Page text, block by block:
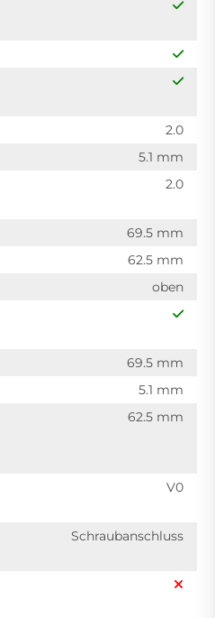
2.0
5.1 mm
2.0
69.5 mm
62.5 mm
oben
69.5 mm
5.1 mm
62.5 mm
V0
Schraubanschluss